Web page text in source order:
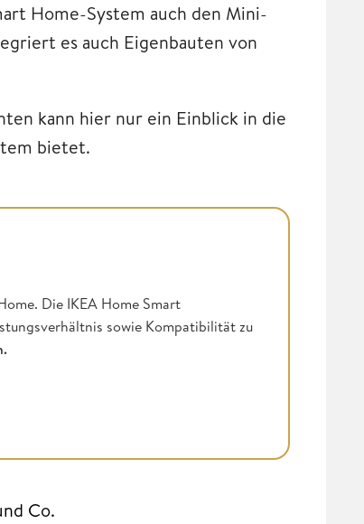
Home-System auch den Mini-
es auch Eigenbauten von
kann hier nur ein Einblick in die
bietet.
Die IKEA Home Smart
sowie Kompatibilität zu
Co.